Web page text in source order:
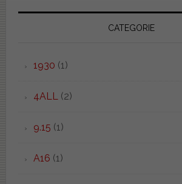
CATEGORIE
1930 (1)
4ALL(2)
9.15 (1)
A16 (1)